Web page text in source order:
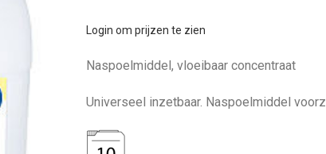
Login om prijzen te zien
Naspoelmiddel, vloeibaar concentraat
Universeel inzetbaar. Naspoelmiddel